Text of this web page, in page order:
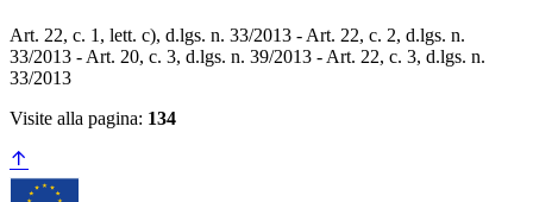
Art. 22, c. 1, lett. c), d.lgs. n. 33/2013 - Art. 22, c. 2, d.lgs. n.
33/2013 - Art. 20, c. 3, d.lgs. n. 39/2013 - Art. 22, c. 3, d.lgs. n.
33/2013
Visite alla pagina: 134